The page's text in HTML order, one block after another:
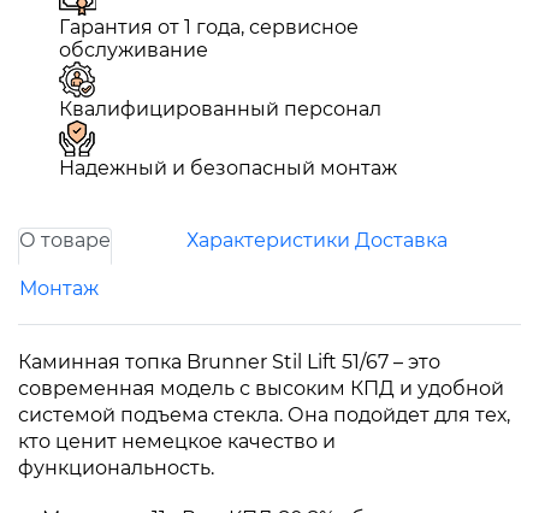
Гарантия от 1 года, сервисное
обслуживание
Квалифицированный персонал
Надежный и безопасный монтаж
О товаре Характеристики Доставка
Монтаж
Каминная топка Brunner Stil Lift 51/67 – это
современная модель с высоким КПД и удобной
системой подъема стекла. Она подойдет для тех,
кто ценит немецкое качество и
функциональность.